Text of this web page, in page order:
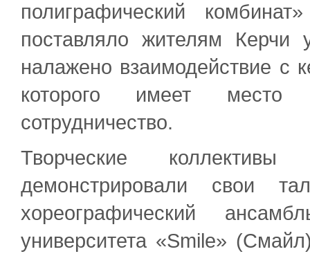
полиграфический
поставляло жителям Керчи
налажено взаимодействие с
которого имеет место
сотрудничество.
Творческие
демонстрировали свои
хореографический
университета «Smile»